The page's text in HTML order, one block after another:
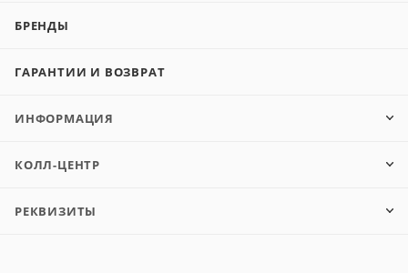
БРЕНДЫ
ГАРАНТИИ И ВОЗВРАТ
ИНФОРМАЦИЯ
КОЛЛ-ЦЕНТР
РЕКВИЗИТЫ